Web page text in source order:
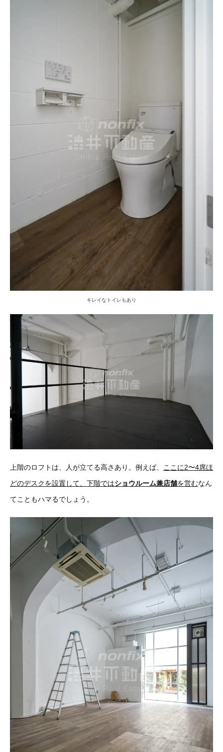
キレイなトイレもあり
上階のロフトは、人が立てる高さあり。例えば、
ここに2〜4席ほ
どのデスクを設置して、下階ではショウルーム兼店舗を営むなん
てこともハマるでしょう。